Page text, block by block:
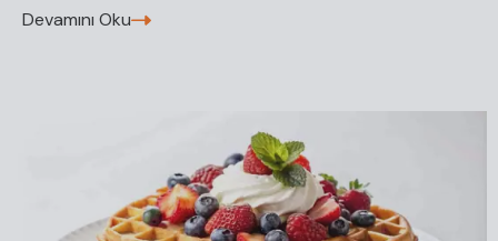
Devamını Oku